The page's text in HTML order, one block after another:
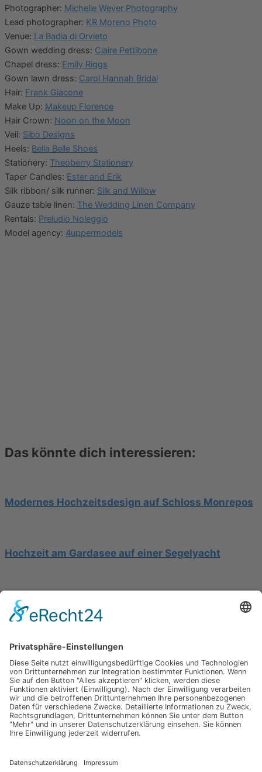
Photographer: Michelle Wever Photography
Lead photographer: KR Moreno Photo
Venue: La Badia di Orvieto
Gown wedding dress: Claire Pettibone
Chapel dress: Emily Riggs
Gown lawn dress: Carol Hannah Bridal
Hair: Frank Giacone
Make Up: Makeup Florence
Hair Crown: Noon on the Moon
Veil: Sibo Designs
Heels: Bella Belle Shoes
Stationery: Theoberry Stationery
Taper Candles: Ester and Erik
Silk ribbon/ silk runner: Silk and Willow
Gauze table linen: The Wedding Linen Company
Rentals: Preludio Noleggio
Model agency: 4uppermodels
Das könnte dich interessieren:
Modernes Hochzeitsdesign auf Schloss Monrepos
Hochzeit am Gardasee auf einer Segelyacht
Mediterrane Hochzeit unter Mimosen
Impressum
Werbung
About
Einsendung
AGB
Datenschutzerklärung